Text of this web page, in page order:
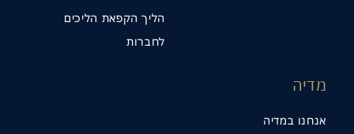
הליך הקפאת הליכים
לחברות
מדיה
אנחנו במדיה